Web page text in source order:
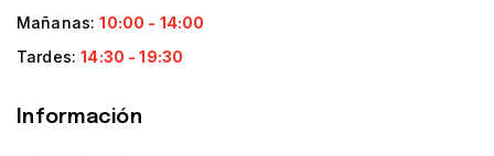
Mañanas:10:00 - 14:00
Tardes:14:30 - 19:30
Información